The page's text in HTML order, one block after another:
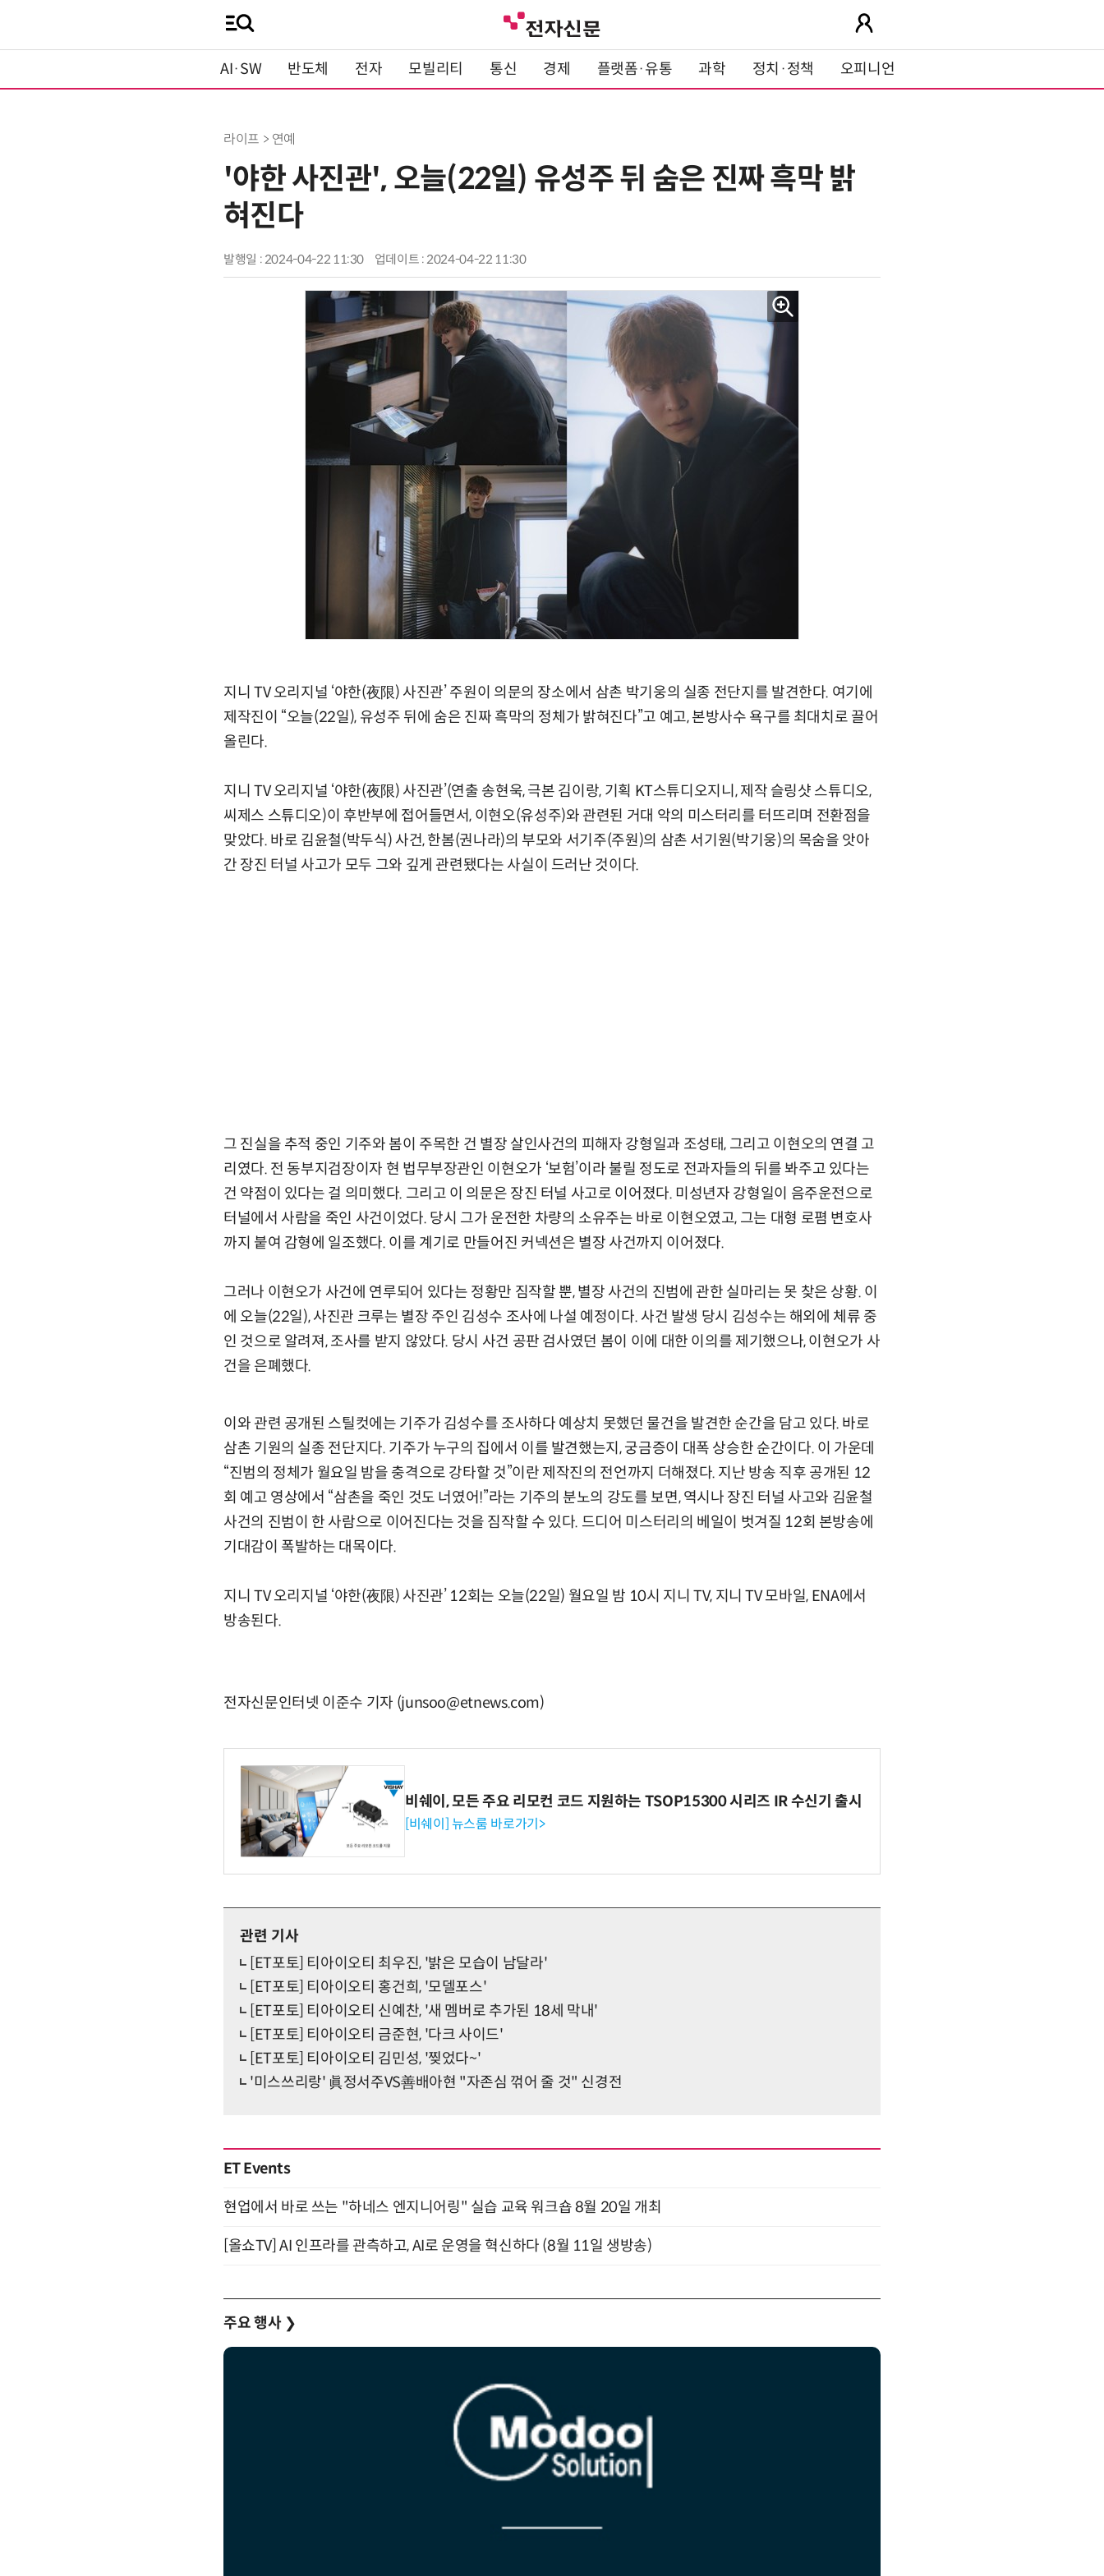
AI·SW 반도체 전자 모빌리티 통신 경제 플랫폼·유통 과학 정치·정책 오피니언
라이프 > 연예
'야한 사진관', 오늘(22일) 유성주 뒤 숨은 진짜 흑막 밝
혀진다
발행일 : 2024-04-22 11:30 업데이트 : 2024-04-22 11:30
지니 TV 오리지널 ‘야한(夜限) 사진관’ 주원이 의문의 장소에서 삼촌 박기웅의 실종 전단지를 발견한다. 여기에
제작진이 “오늘(22일), 유성주 뒤에 숨은 진짜 흑막의 정체가 밝혀진다”고 예고, 본방사수 욕구를 최대치로 끌어
올린다.
지니 TV 오리지널 ‘야한(夜限) 사진관’(연출 송현욱, 극본 김이랑, 기획 KT스튜디오지니, 제작 슬링샷 스튜디오,
씨제스 스튜디오)이 후반부에 접어들면서, 이현오(유성주)와 관련된 거대 악의 미스터리를 터뜨리며 전환점을
맞았다. 바로 김윤철(박두식) 사건, 한봄(권나라)의 부모와 서기주(주원)의 삼촌 서기원(박기웅)의 목숨을 앗아
간 장진 터널 사고가 모두 그와 깊게 관련됐다는 사실이 드러난 것이다.
그 진실을 추적 중인 기주와 봄이 주목한 건 별장 살인사건의 피해자 강형일과 조성태, 그리고 이현오의 연결 고
리였다. 전 동부지검장이자 현 법무부장관인 이현오가 ‘보험’이라 불릴 정도로 전과자들의 뒤를 봐주고 있다는
건 약점이 있다는 걸 의미했다. 그리고 이 의문은 장진 터널 사고로 이어졌다. 미성년자 강형일이 음주운전으로
터널에서 사람을 죽인 사건이었다. 당시 그가 운전한 차량의 소유주는 바로 이현오였고, 그는 대형 로폄 변호사
까지 붙여 감형에 일조했다. 이를 계기로 만들어진 커넥션은 별장 사건까지 이어졌다.
그러나 이현오가 사건에 연루되어 있다는 정황만 짐작할 뿐, 별장 사건의 진범에 관한 실마리는 못 찾은 상황. 이
에 오늘(22일), 사진관 크루는 별장 주인 김성수 조사에 나설 예정이다. 사건 발생 당시 김성수는 해외에 체류 중
인 것으로 알려져, 조사를 받지 않았다. 당시 사건 공판 검사였던 봄이 이에 대한 이의를 제기했으나, 이현오가 사
건을 은폐했다.
이와 관련 공개된 스틸컷에는 기주가 김성수를 조사하다 예상치 못했던 물건을 발견한 순간을 담고 있다. 바로
삼촌 기원의 실종 전단지다. 기주가 누구의 집에서 이를 발견했는지, 궁금증이 대폭 상승한 순간이다. 이 가운데
“진범의 정체가 월요일 밤을 충격으로 강타할 것”이란 제작진의 전언까지 더해졌다. 지난 방송 직후 공개된 12
회 예고 영상에서 “삼촌을 죽인 것도 너였어!”라는 기주의 분노의 강도를 보면, 역시나 장진 터널 사고와 김윤철
사건의 진범이 한 사람으로 이어진다는 것을 짐작할 수 있다. 드디어 미스터리의 베일이 벗겨질 12회 본방송에
기대감이 폭발하는 대목이다.
지니 TV 오리지널 ‘야한(夜限) 사진관’ 12회는 오늘(22일) 월요일 밤 10시 지니 TV, 지니 TV 모바일, ENA에서
방송된다.
전자신문인터넷 이준수 기자 (junsoo@etnews.com)
비쉐이, 모든 주요 리모컨 코드 지원하는 TSOP15300 시리즈 IR 수신기 출시
[비쉐이] 뉴스룸 바로가기>
관련 기사
[ET포토] 티아이오티 최우진, '밝은 모습이 남달라'
[ET포토] 티아이오티 홍건희, '모델포스'
[ET포토] 티아이오티 신예찬, '새 멤버로 추가된 18세 막내'
[ET포토] 티아이오티 금준현, '다크 사이드'
[ET포토] 티아이오티 김민성, '찢었다~'
'미스쓰리랑' 眞정서주VS善배아현 "자존심 꺾어 줄 것" 신경전
ET Events
현업에서 바로 쓰는 "하네스 엔지니어링" 실습 교육 워크숍 8월 20일 개최
[올쇼TV] AI 인프라를 관측하고, AI로 운영을 혁신하다 (8월 11일 생방송)
주요 행사 ❯